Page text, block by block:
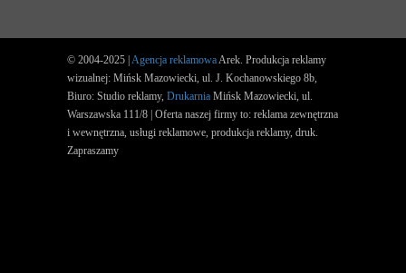
© 2004-2025 | Agencja reklamowaArek. Produkcja reklamy
wizualnej: Mińsk Mazowiecki, ul. J. Kochanowskiego 8b,
Biuro: Studio reklamy, Drukarnia Mińsk Mazowiecki, ul.
Warszawska 111/8 | Oferta naszej firmy to: reklama zewnętrzna
i wewnętrzna, usługi reklamowe, produkcja reklamy, druk.
Zapraszamy